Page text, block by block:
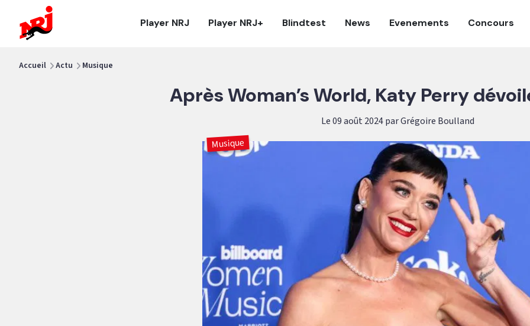
Player NRJ Player NRJ+ Blindtest News Evenements Concours
Accueil Actu Musique
Après Woman’s World, Katy Perry
Le 09 août 2024 par Grégoire Boulland
Musique